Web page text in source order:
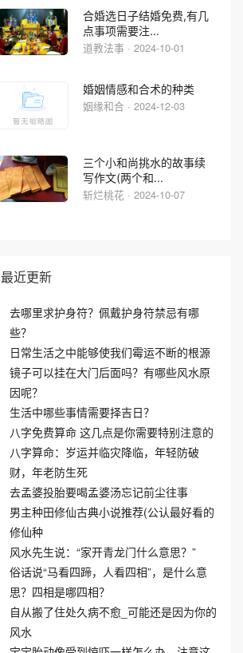
合婚选日子结婚免费,有几
点事项需要注...
道教法事 · 2024-10-01
婚姻情感和合术的种类
姻缘和合 · 2024-12-03
三个小和尚挑水的故事续
写作文(两个和...
斩烂桃花 · 2024-10-07
最近更新
去哪里求护身符？佩戴护身符禁忌有哪
些？
日常生活之中能够使我们霉运不断的根源
镜子可以挂在大门后面吗？有哪些风水原
因呢？
生活中哪些事情需要择吉日？
八字免费算命 这几点是你需要特别注意的
八字算命：岁运并临灾降临，年轻防破
财，年老防生死
去孟婆投胎要喝孟婆汤忘记前尘往事
男主种田修仙古典小说推荐(公认最好看的
修仙种
风水先生说：“家开青龙门什么意思？”
俗话说“马看四蹄，人看四相”，是什么意
思？四相是哪四相？
自从搬了住处久病不愈_可能还是因为你的
风水